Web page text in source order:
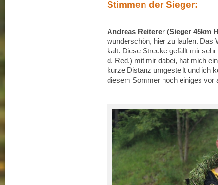
Stimmen der Sieger:
Andreas Reiterer (Sieger 45km
wunderschön, hier zu laufen. Das
kalt. Diese Strecke gefällt mir
d. Red.) mit mir dabei, hat mich
kurze Distanz umgestellt und ich
diesem Sommer noch einiges vor